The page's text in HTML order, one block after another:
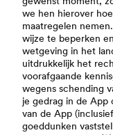
we hen hierover
maatregelen
wijze te beperken
wetgeving in het
uitdrukkelijk het
voorafgaande
wegens schending
je gedrag in de
van de App
goeddunken